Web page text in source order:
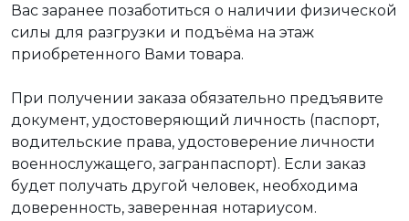
Вас заранее позаботиться о наличии физической
силы для разгрузки и подъёма на этаж
приобретенного Вами товара.
При получении заказа обязательно предъявите
документ, удостоверяющий личность (паспорт,
водительские права, удостоверение личности
военнослужащего, загранпаспорт). Если заказ
будет получать другой человек, необходима
доверенность, заверенная нотариусом.